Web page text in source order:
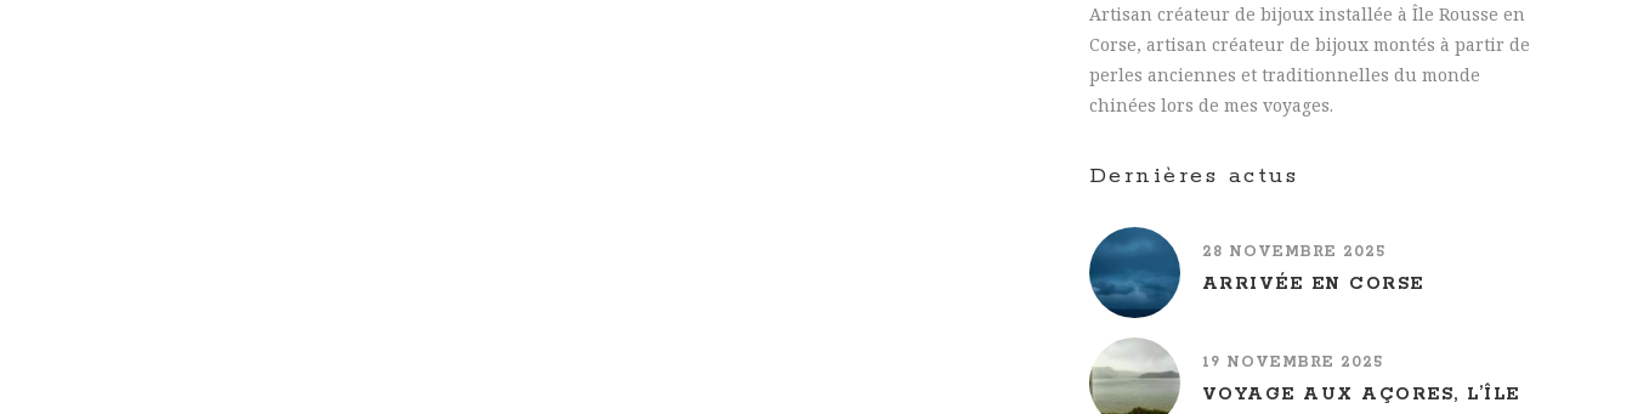
Artisan créateur de bijoux installée à Île Rousse en
Corse, artisan créateur de bijoux montés à partir de
perles anciennes et traditionnelles du monde
chinées lors de mes voyages.
Dernières actus
28 NOVEMBRE 2025
ARRIVÉE EN CORSE
19 NOVEMBRE 2025
VOYAGE AUX AÇORES, L’ÎLE